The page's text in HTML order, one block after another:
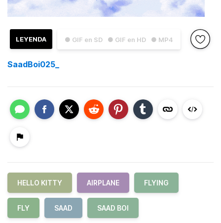
● GIF en SD ● GIF en HD ● MP4
LEYENDA
SaadBoi025_
HELLO KITTY AIRPLANE FLYING
FLY SAAD SAAD BOI